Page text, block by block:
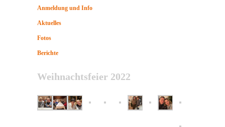
Anmeldung und Info
Aktuelles
Fotos
Berichte
Weihnachtsfeier 2022